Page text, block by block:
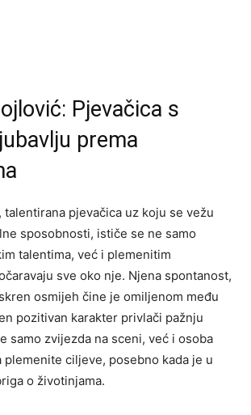
Pjevačica s
prema
talentirana pjevačica uz koju se vežu
sposobnosti, ističe se ne samo
talentima, već i plemenitim
sve oko nje. Njena spontanost,
osmijeh čine je omiljenom među
pozitivan karakter privlači pažnju
samo zvijezda na sceni, već i osoba
plemenite ciljeve, posebno kada je u
o životinjama.